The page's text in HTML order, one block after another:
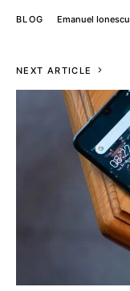
BLOG Emanuel Ionescu
NEXT ARTICLE